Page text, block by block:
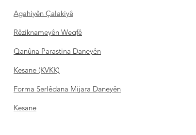
Agahiyên Çalakiyê
Rêziknameyên Weqfê
Qanûna Parastina Daneyên
Kesane (KVKK)
Forma Serlêdana Mijara Daneyên
Kesane